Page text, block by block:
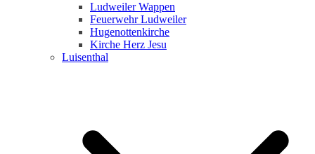
Ludweiler Wappen
Feuerwehr Ludweiler
Hugenottenkirche
Kirche Herz Jesu
Luisenthal